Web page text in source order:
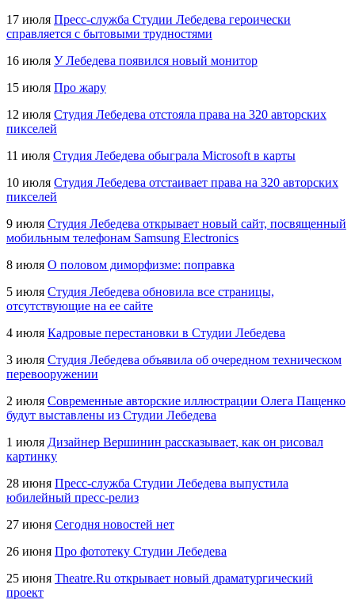
17 июля Пресс-служба Студии Лебедева героически
справляется с бытовыми трудностями
16 июля У Лебедева появился новый монитор
15 июля Про жару
12 июля Студия Лебедева отстояла права на 320 авторских
пикселей
11 июля Студия Лебедева обыграла Microsoft в карты
10 июля Студия Лебедева отстаивает права на 320 авторских
пикселей
9 июля Студия Лебедева открывает новый сайт, посвященный
мобильным телефонам Samsung Electronics
8 июля О половом диморфизме: поправка
5 июля Студия Лебедева обновила все страницы,
отсутствующие на ее сайте
4 июля Кадровые перестановки в Студии Лебедева
3 июля Студия Лебедева объявила об очередном техническом
перевооружении
2 июля Современные авторские иллюстрации Олега Пащенко
будут выставлены из Студии Лебедева
1 июля Дизайнер Вершинин рассказывает, как он рисовал
картинку
28 июня Пресс-служба Студии Лебедева выпустила
юбилейный пресс-релиз
27 июня Сегодня новостей нет
26 июня Про фототеку Студии Лебедева
25 июня Theatre.Ru открывает новый драматургический
проект